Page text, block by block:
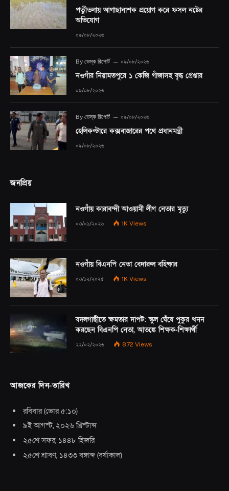
পত্নীতলায় আগাছানাশক প্রয়োগ করে ফসল নষ্টের
অভিযোগ
০৯/০৮/২০২৬
By ডেস্ক রিপোর্ট ০৯/০৮/২০২৬
নওগাঁর নিয়ামতপুরে ১ কেজি গাঁজাসহ বৃদ্ধ গ্রেপ্তার
০৯/০৮/২০২৬
By ডেস্ক রিপোর্ট ০৯/০৮/২০২৬
হেলিকপ্টারে কক্সবাজারের পথে প্রধানমন্ত্রী
০৯/০৮/২০২৬
জনপ্রিয়
নওগাঁয় কারাবন্দী আওয়ামী লীগ নেতার মৃত্যু
০৩/০১/২০২৬ 1K Views
নওগাঁয় বিএনপি নেতা বেদারুল বহিষ্কার
০৩/১২/২০২৫ 1K Views
বদলগাছীতে ক্ষমতার দাপট: স্কুল ঘেঁষে পুকুর খনন
করছেন বিএনপি নেতা, আতঙ্কে শিক্ষক-শিক্ষার্থী
২২/০২/২০২৬ 872 Views
আজকের দিন-তারিখ
রবিবার(ভোর ৫:১০)
৯ই আগস্ট, ২০২৬ খ্রিস্টাব্দ
২৫শে সফর, ১৪৪৮ হিজরি
২৫শে শ্রাবণ, ১৪৩৩ বঙ্গাব্দ (বর্ষাকাল)